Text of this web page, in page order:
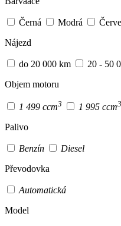
Černá Modrá
Nájezd
do 20 000 km 20 - 50
Objem motoru
1 499 ccm3 1 995 ccm3
Palivo
Benzín
Diesel
Převodovka
Automatická
Model